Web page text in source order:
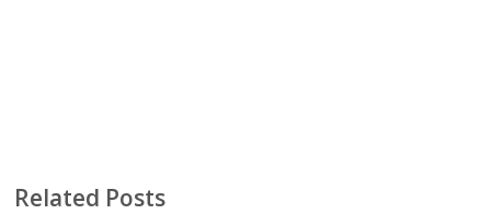
Related Posts